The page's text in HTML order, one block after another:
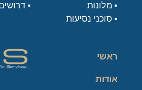
מלונות
סוכני נסיעות
דרושים
ראשי
אודות